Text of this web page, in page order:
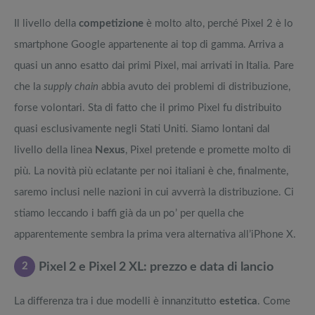
Il livello della competizione è molto alto, perché Pixel 2 è lo
smartphone Google appartenente ai top di gamma. Arriva a
quasi un anno esatto dai primi Pixel, mai arrivati in Italia. Pare
che la supply chain abbia avuto dei problemi di distribuzione,
forse volontari. Sta di fatto che il primo Pixel fu distribuito
quasi esclusivamente negli Stati Uniti. Siamo lontani dal
livello della linea Nexus, Pixel pretende e promette molto di
più. La novità più eclatante per noi italiani è che, finalmente,
saremo inclusi nelle nazioni in cui avverrà la distribuzione. Ci
stiamo leccando i baffi già da un po’ per quella che
apparentemente sembra la prima vera alternativa all’iPhone X.
2 Pixel 2 e Pixel 2 XL: prezzo e data di lancio
La differenza tra i due modelli è innanzitutto estetica. Come